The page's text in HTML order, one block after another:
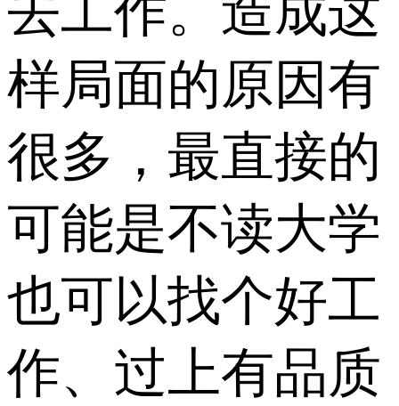
去工作。造成这
样局面的原因有
很多，最直接的
可能是不读大学
也可以找个好工
作、过上有品质